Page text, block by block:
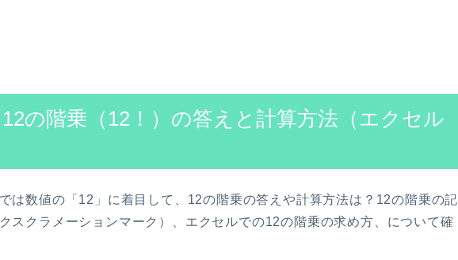
の階乗（12！）の答えと計算方法（エクセル
は数値の「12」に着目して、12の階乗の答えや計算方法は？12の階乗の記
スクラメーションマーク）、エクセルでの12の階乗の求め方、について確